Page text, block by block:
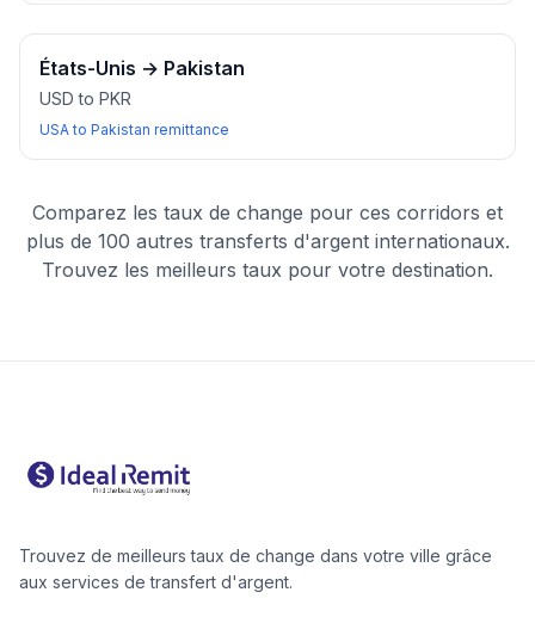
États-Unis → Pakistan
USD to PKR
USA to Pakistan remittance
Comparez les taux de change pour ces corridors et
plus de 100 autres transferts d'argent internationaux.
Trouvez les meilleurs taux pour votre destination.
Trouvez de meilleurs taux de change dans votre ville grâce
aux services de transfert d'argent.